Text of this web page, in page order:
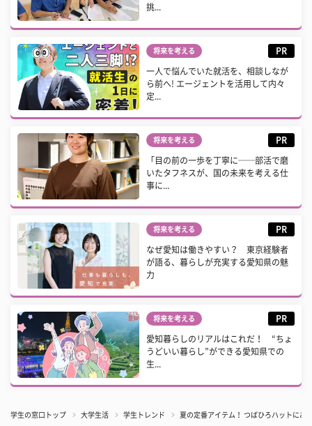
挑...
将来を考える PR
一人で悩んでいた就活を、相談しなが
ら前へ! エージェントを活用して内々
定...
将来を考える PR
「目の前の一歩を丁寧に──部活で磨
いたタフネスが、国の未来を考える仕
事に...
将来を考える PR
なぜ愛知は働きやすい？ 東京経験者
が語る、暮らしが充実する愛知県の魅
力
将来を考える PR
愛知暮らしのリアルはこれだ！ “ちょ
うどいい暮らし”ができる愛知県での
生...
学生の窓口トップ 大学生活 学生トレンド 夏の定番アイテム！ つばひろハットにあ